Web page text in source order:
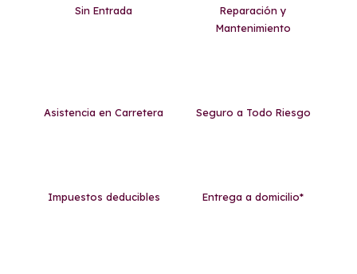
Sin Entrada
Reparación y
Mantenimiento
Asistencia en Carretera Seguro a Todo Riesgo
Impuestos deducibles Entrega a domicilio*